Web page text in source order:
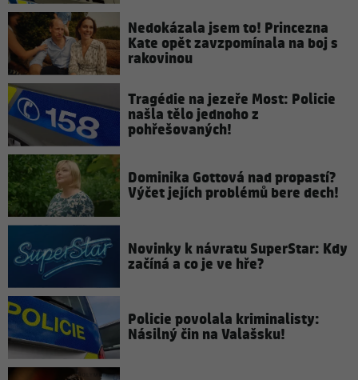
Nedokázala jsem to! Princezna
Kate opět zavzpomínala na boj s
rakovinou
Tragédie na jezeře Most: Policie
našla tělo jednoho z
pohřešovaných!
Dominika Gottová nad propastí?
Výčet jejích problémů bere dech!
Novinky k návratu SuperStar: Kdy
začíná a co je ve hře?
Policie povolala kriminalisty:
Násilný čin na Valašsku!